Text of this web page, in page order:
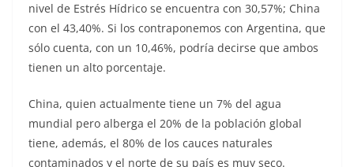
nivel de Estrés Hídrico se encuentra con 30,57%; China
con el 43,40%. Si los contraponemos con Argentina, que
sólo cuenta, con un 10,46%, podría decirse que ambos
tienen un alto porcentaje.
China, quien actualmente tiene un 7% del agua
mundial pero alberga el 20% de la población global
tiene, además, el 80% de los cauces naturales
contaminados y el norte de su país es muy seco.